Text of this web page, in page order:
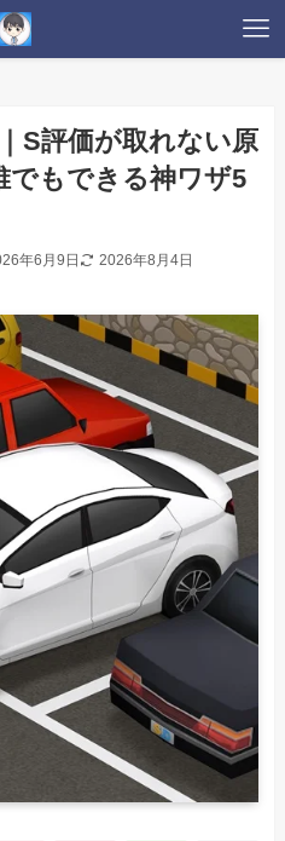
S評価が取れない原
でもできる神ワザ5
年6月9日 2026年8月4日